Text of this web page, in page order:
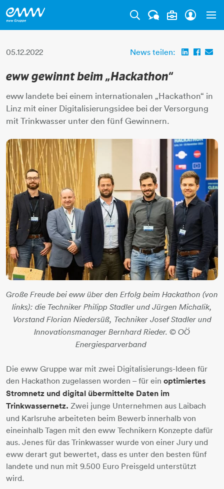
05.12.2022 News teilen:
eww gewinnt beim „Hackathon“
eww landete bei einem internationalen „Hackathon“ in
Linz mit einer Digitalisierungsidee bei der Versorgung
mit Trinkwasser unter den fünf Gewinnern.
Große Freude bei eww über den Erfolg beim Hackathon (von
links): die Techniker Philipp Stadler und Jürgen Michalik,
Vorstand Florian Niedersüß, Techniker Josef Stadler und
Innovationsmanager Bernhard Rieder. © OÖ
Energiesparverband ​​​​​​​
Die eww Gruppe war mit zwei Digitalisierungs-Ideen für
den Hackathon zugelassen worden – für ein optimiertes
Stromnetz und digital übermittelte Daten im
Trinkwassernetz. Zwei junge Unternehmen aus Laibach
und Karlsruhe arbeiteten beim Bewerb innerhalb von
eineinhalb Tagen mit den eww Technikern Konzepte dafür
aus. Jenes für das Trinkwasser wurde von einer Jury und
eww derart gut bewertet, dass es unter den besten fünf
landete und nun mit 9.500 Euro Preisgeld unterstützt
wird.